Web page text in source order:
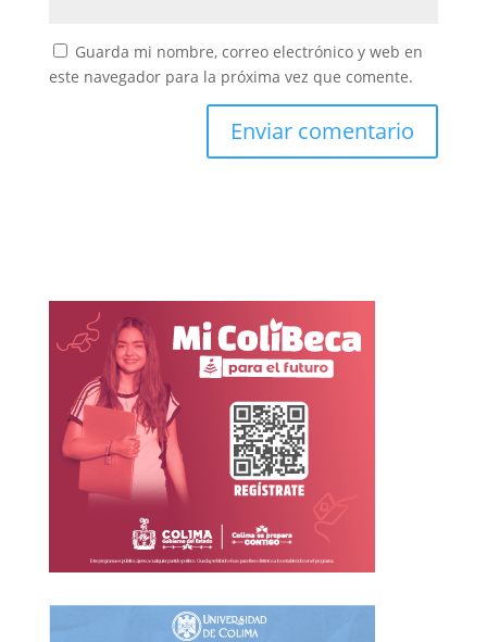
Guarda mi nombre, correo electrónico y web en
este navegador para la próxima vez que comente.